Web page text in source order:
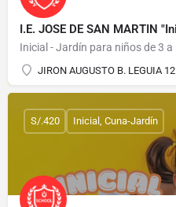
I.E. JOSE DE SAN MARTIN
Inicial - Jardín para niños de 3 a
JIRON AUGUSTO B. LEGUIA
S/.420 Inicial, Cuna-Jardín